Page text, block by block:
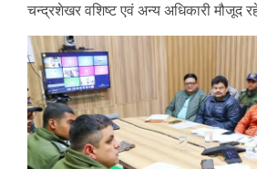
चन्द्रशेखर वशिष्ट एवं अन्य अधिकारी मौजूद